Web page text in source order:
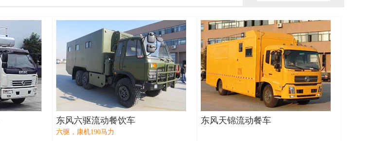
东风六驱流动餐饮车
六驱，康机190马力
东风天锦流动餐车